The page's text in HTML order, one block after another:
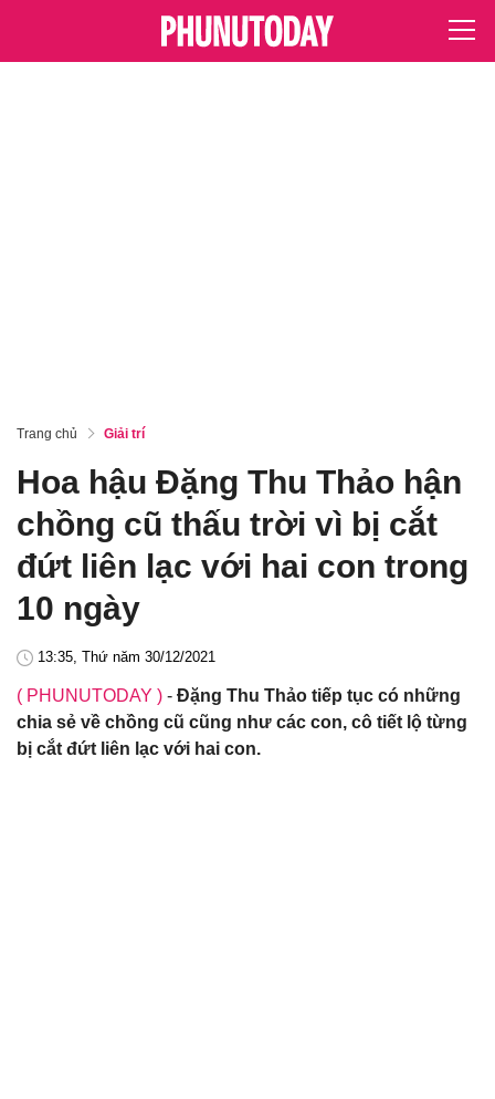
Trang chủ Giải trí
Hoa hậu Đặng Thu Thảo hận
chồng cũ thấu trời vì bị cắt
đứt liên lạc với hai con trong
10 ngày
13:35, Thứ năm 30/12/2021
( PHUNUTODAY ) - Đặng Thu Thảo tiếp tục có những
chia sẻ về chồng cũ cũng như các con, cô tiết lộ từng
bị cắt đứt liên lạc với hai con.